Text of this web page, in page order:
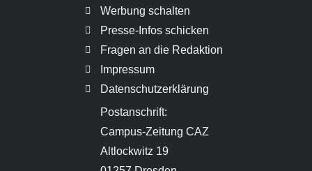
Werbung schalten
Presse-Infos schicken
Fragen an die Redaktion
Impressum
Datenschutzerklärung
Postanschrift:
Campus-Zeitung CAZ
Altlockwitz 19